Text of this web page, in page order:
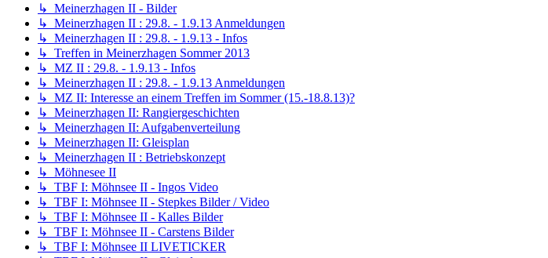
↳ Meinerzhagen II - Bilder
↳ Meinerzhagen II : 29.8. - 1.9.13 Anmeldungen
↳ Meinerzhagen II : 29.8. - 1.9.13 - Infos
↳ Treffen in Meinerzhagen Sommer 2013
↳ MZ II : 29.8. - 1.9.13 - Infos
↳ Meinerzhagen II : 29.8. - 1.9.13 Anmeldungen
↳ MZ II: Interesse an einem Treffen im Sommer (15.-18.8.13)?
↳ Meinerzhagen II: Rangiergeschichten
↳ Meinerzhagen II: Aufgabenverteilung
↳ Meinerzhagen II: Gleisplan
↳ Meinerzhagen II : Betriebskonzept
↳ Möhnesee II
↳ TBF I: Möhnsee II - Ingos Video
↳ TBF I: Möhnsee II - Stepkes Bilder / Video
↳ TBF I: Möhnsee II - Kalles Bilder
↳ TBF I: Möhnsee II - Carstens Bilder
↳ TBF I: Möhnsee II LIVETICKER